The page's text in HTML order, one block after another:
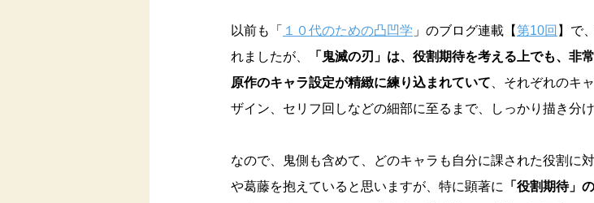
以前も「 １０代のための凸凹学 」のブログ連載【第10回 】で
れましたが、
「鬼滅の刃」は、役割期待を考える上でも、非
原作のキャラ設定が精緻に練り込まれていて 、それぞれのキ
ザイン、セリフ回しなどの細部に至るまで、しっかり描き分
なので、鬼側も含めて、どのキャラも自分に課された役割に
や葛藤を抱えていると思いますが、特に顕著に
「役割期待」